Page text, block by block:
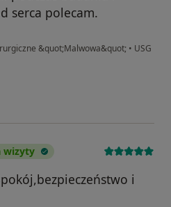
serca polecam.
&quot;Malwowa&quot; • USG
wizyty
i